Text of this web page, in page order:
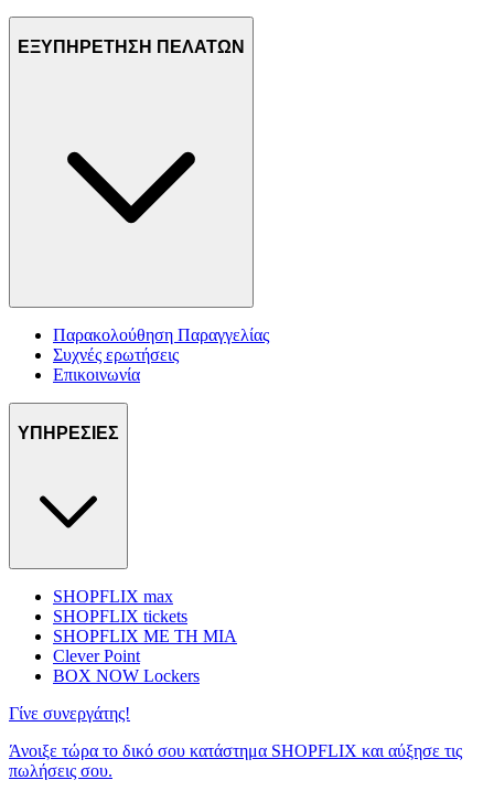
ΕΞΥΠΗΡΕΤΗΣΗ ΠΕΛΑΤΩΝ
Παρακολούθηση Παραγγελίας
Συχνές ερωτήσεις
Επικοινωνία
ΥΠΗΡΕΣΙΕΣ
SHOPFLIX max
SHOPFLIX tickets
SHOPFLIX ΜΕ ΤΗ ΜΙΑ
Clever Point
BOX NOW Lockers
Γίνε συνεργάτης!
Άνοιξε τώρα το δικό σου κατάστημα SHOPFLIX και αύξησε τις
πωλήσεις σου.